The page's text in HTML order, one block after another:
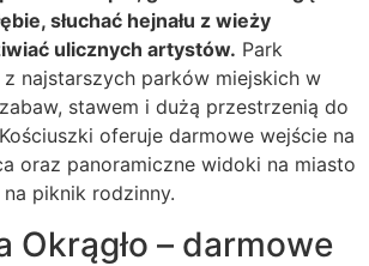
słuchać hejnału z wieży
ulicznych artystów. Park
najstarszych parków miejskich w
stawem i dużą przestrzenią do
oferuje darmowe wejście na
oraz panoramiczne widoki na miasto
piknik rodzinny.
Okrągło – darmowe